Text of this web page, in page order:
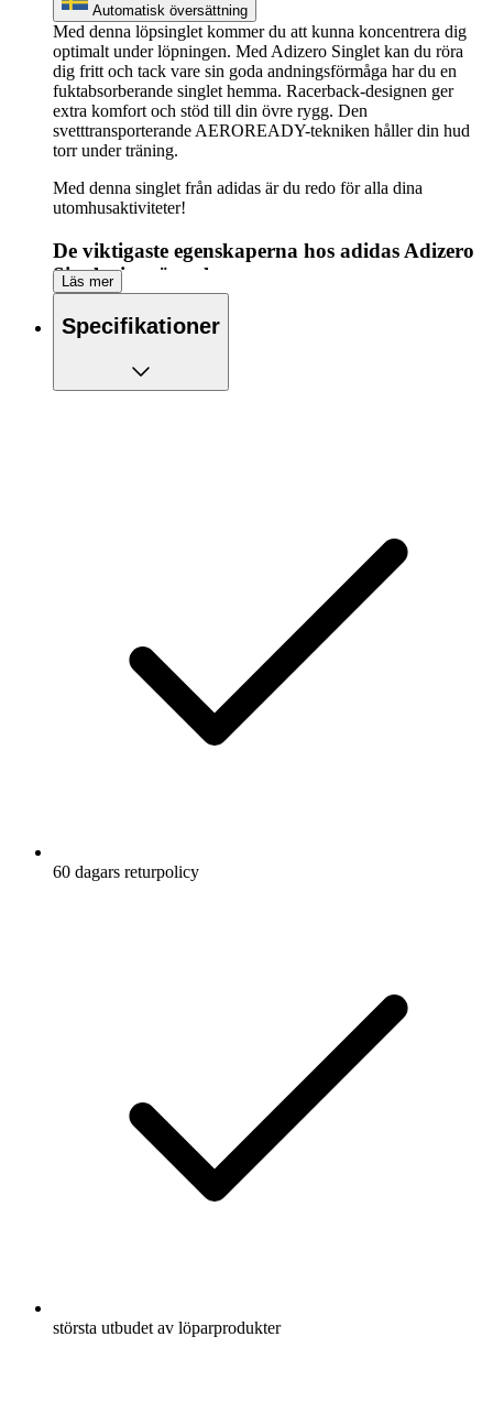
Automatisk översättning
Med denna löpsinglet kommer du att kunna koncentrera dig
optimalt under löpningen. Med Adizero Singlet kan du röra
dig fritt och tack vare sin goda andningsförmåga har du en
fuktabsorberande singlet hemma. Racerback-designen ger
extra komfort och stöd till din övre rygg. Den
svetttransporterande AEROREADY-tekniken håller din hud
torr under träning.
Med denna singlet från adidas är du redo för alla dina
utomhusaktiviteter!
De viktigaste egenskaperna hos adidas Adizero
Singlet i ett ögonkast:
Upplev optimal rörelsefrihet tack vare det stretchiga
materialet
Racerback-stil för extra ventilation och rörelsefrihet.
Håll dig cool medan du tränar med AEROREADY-
Läs mer
Specifikationer
60 dagars returpolicy
största utbudet av löparprodukter